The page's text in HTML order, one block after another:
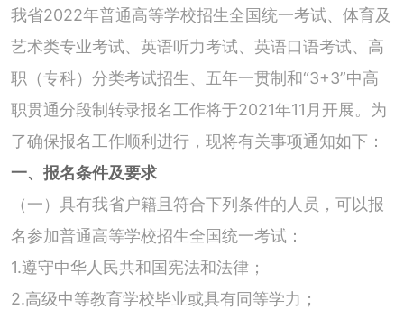
我省2022年普通高等学校招生全国统一考试、体育及
艺术类专业考试、英语听力考试、英语口语考试、高
职（专科）分类考试招生、五年一贯制和“3+3”中高
职贯通分段制转录报名工作将于2021年11月开展。为
了确保报名工作顺利进行，现将有关事项通知如下：
一、报名条件及要求
（一）具有我省户籍且符合下列条件的人员，可以报
名参加普通高等学校招生全国统一考试：
1.遵守中华人民共和国宪法和法律；
2.高级中等教育学校毕业或具有同等学力；